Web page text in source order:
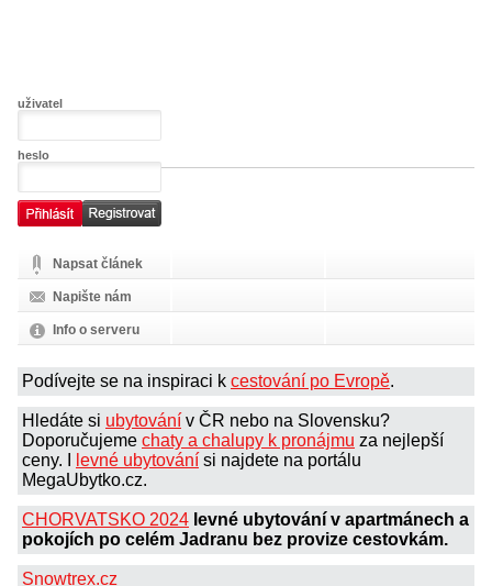
uživatel
heslo
Napsat článek
Napište nám
Info o serveru
Podívejte se na inspiraci k cestování po Evropě.
Hledáte si ubytování v ČR nebo na Slovensku?
Doporučujeme chaty a chalupy k pronájmu za nejlepší
ceny. I
levné ubytování si najdete na portálu
MegaUbytko.cz.
CHORVATSKO 2024 levné ubytování v apartmánech a
pokojích po celém Jadranu bez provize cestovkám.
Snowtrex.cz